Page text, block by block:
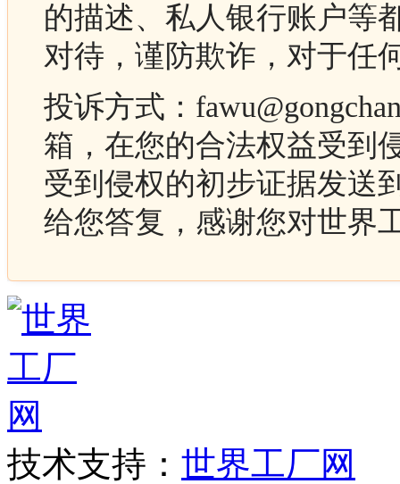
的描述、私人银行账户等
对待，谨防欺诈，对于任
投诉方式：
箱，在您的合法权益受到
受到侵权的初步证据发送
给您答复，感谢您对世界
技术支持： 世界工厂网